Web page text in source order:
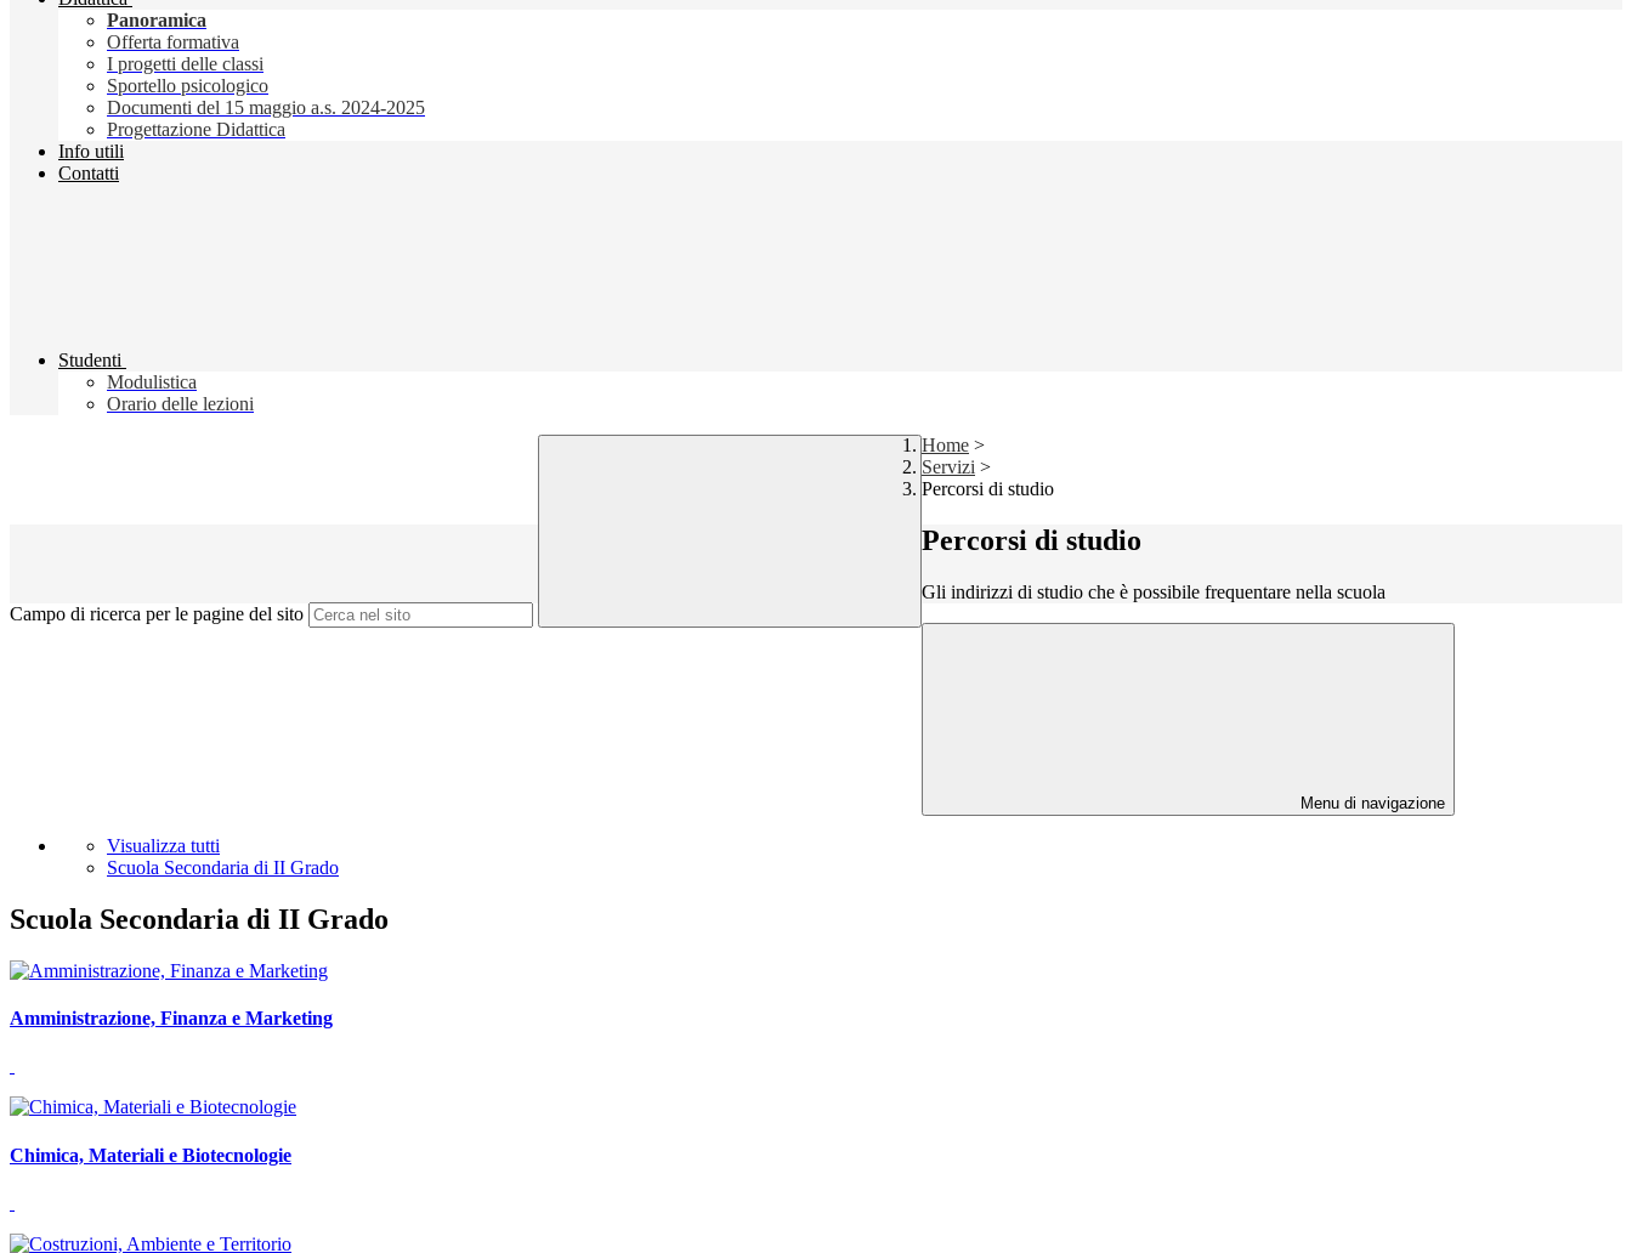
Panoramica
Offerta formativa
I progetti delle classi
Sportello psicologico
Documenti del 15 maggio a.s. 2024-2025
Progettazione Didattica
Info utili
Contatti
Studenti
Modulistica
Orario delle lezioni
Campo di ricerca per le pagine del sito
Home >
Servizi >
Percorsi di studio
Percorsi di studio
Gli indirizzi di studio che è possibile frequentare nella scuola
Menu di navigazione
Visualizza tutti
Scuola Secondaria di II Grado
Scuola Secondaria di II Grado
Amministrazione, Finanza e Marketing
Chimica, Materiali e Biotecnologie